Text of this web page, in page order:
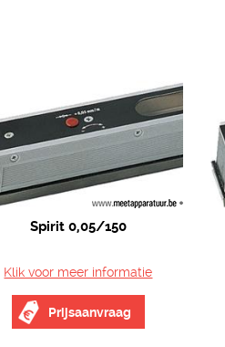
Spirit 0,05/150
Klik voor meer informatie
Prijsaanvraag